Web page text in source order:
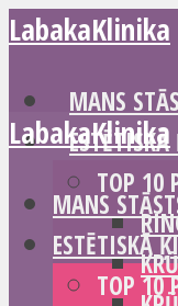
LabakaKlinika
MANS
TOP 10
LabakaKlinika
MANS
ESTĒTISKĀ
TOP 10